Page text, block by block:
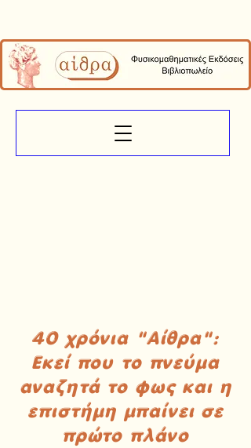
40 χρόνια "Αίθρα":
Εκεί που το πνεύμα
αναζητά το φως και η
επιστήμη μπαίνει σε
πρώτο πλάνο